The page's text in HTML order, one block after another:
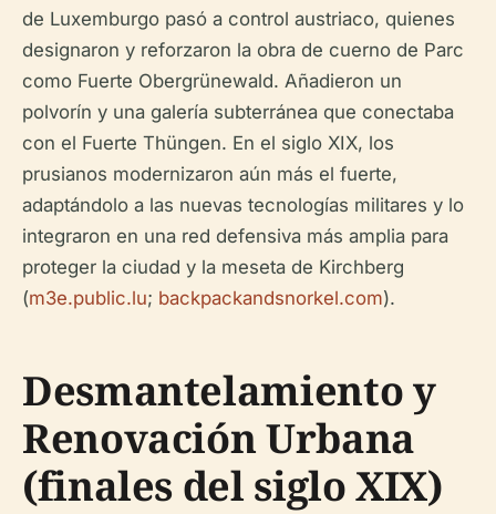
de Luxemburgo pasó a control austriaco, quienes
designaron y reforzaron la obra de cuerno de Parc
como Fuerte Obergrünewald. Añadieron un
polvorín y una galería subterránea que conectaba
con el Fuerte Thüngen. En el siglo XIX, los
prusianos modernizaron aún más el fuerte,
adaptándolo a las nuevas tecnologías militares y lo
integraron en una red defensiva más amplia para
proteger la ciudad y la meseta de Kirchberg
(m3e.public.lu; backpackandsnorkel.com).
Desmantelamiento y
Renovación Urbana
(finales del siglo XIX)